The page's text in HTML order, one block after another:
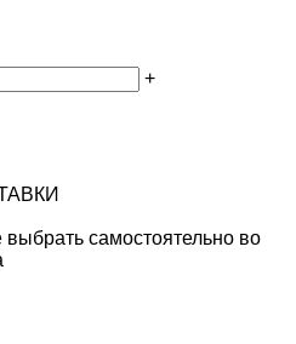
+
самостоятельно во